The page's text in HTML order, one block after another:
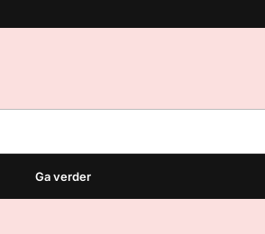
staat. Op gebruik van deze site zijn de
Ga verder